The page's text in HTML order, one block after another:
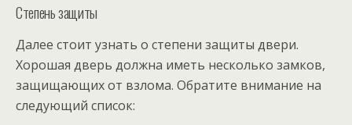
Степень защиты
Далее стоит узнать о степени защиты двери.
Хорошая дверь должна иметь несколько замков,
защищающих от взлома. Обратите внимание на
следующий список: